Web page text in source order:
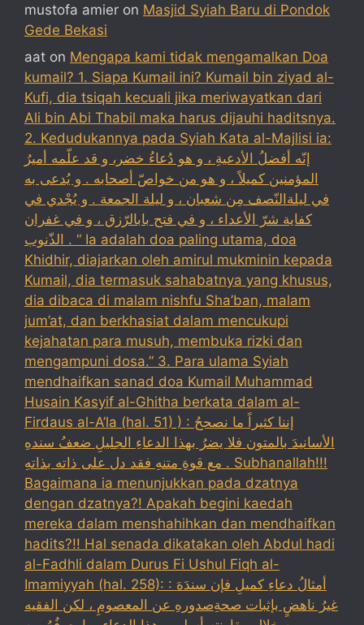
mustofa amier on Masjid Syiah Baru di Pondok
Gede Bekasi
aat on Mengapa kami tidak mengamalkan Doa
kumail? 1. Siapa Kumail ini? Kumail bin ziyad al-
Kufi, dia tsiqah kecuali jika meriwayatkan dari
Ali bin Abi Thabil maka harus dijauhi haditsnya.
2. Kedudukannya pada Syiah Kata al-Majlisi ia:
إنّه أفضلُ الأدعيةِ ، و هو دُعاءُ خضر، و قد علّمه أميرُ
المؤمنين كميلاً ، و هو من خواصّ أصحابه . و يُدعى به
في ليلةالنّصف مِن شعبان ، و ليلة الجمعة . و يُجْدي في
كفاية شرّ الأعداء ، و في فتح بابالرّزق ، و في غفران
الذّنوب . “ Ia adalah doa paling utama, doa
Khidhir, diajarkan oleh amirul mukminin kepada
Kumail, dia termasuk sahabatnya yang khusus,
dia dibaca di malam nishfu Sha’ban, malam
jum’at, dan berkhasiat dalam mencukupi
kejahatan para musuh, membuka rizki dan
mengampuni dosa.” 3. Para ulama Syiah
mendhaifkan sanad doa Kumail Muhammad
Husain Kasyif al-Ghitha berkata dalam al-
Firdaus al-A’la (hal. 51) ) : إننا كثيراً ما نصححُ
الأسانيدَ بالمتون فلا يضرُ بهذا الدعاءِ الجليلِ ضعفُ سندهِ
مع قوةِ متنهِ فقد دل على ذاته بذاتهِ . Subhanallah!!!
Bagaimana ia menunjukkan pada dzatnya
dengan dzatnya?! Apakah begini kaedah
mereka dalam menshahihkan dan mendhaifkan
hadits?!! Hal senada dikatakan oleh Abdul hadi
al-Fadhli dalam Durus Fi Ushul Fiqh al-
Imamiyyah (hal. 258): : أمثالُ دعاءِ كميلِ فإن سندَهَ
غيرُ ناهضٍ بإثبات صحةِصدورهِ عن المعصومِ ، لكن الفقيه